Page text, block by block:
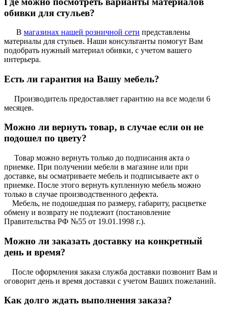
обивки для стульев?
В магазинах нашей розничной сети представлены
материалы для стульев. Наши консультанты помогут Вам
подобрать нужный материал обивки, с учетом вашего
интерьера.
Есть ли гарантия на Вашу мебель?
Производитель предоставляет гарантию на все модели 6
месяцев.
Можно ли вернуть товар, в случае если он не
подошел по цвету?
Товар можно вернуть только до подписания акта о
приемке. При получении мебели в магазине или при
доставке, вы осматриваете мебель и подписываете акт о
приемке. После этого вернуть купленную мебель можно
только в случае производственного дефекта.
Мебель, не подошедшая по размеру, габариту, расцветке
обмену и возврату не подлежит (постановление
Правительства РФ №55 от 19.01.1998 г.).
Можно ли заказать доставку на конкретный
день и время?
После оформления заказа служба доставки позвонит Вам и
оговорит день и время доставки с учетом Ваших пожеланий.
Как долго ждать выполнения заказа?